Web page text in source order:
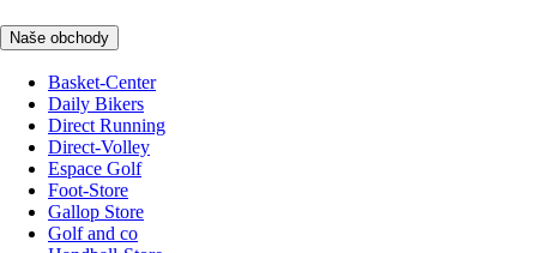
Naše obchody
Basket-Center
Daily Bikers
Direct Running
Direct-Volley
Espace Golf
Foot-Store
Gallop Store
Golf and co